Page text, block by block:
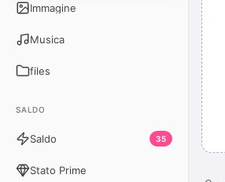
Immagine
Musica
files
SALDO
Saldo 35
Stato Prime